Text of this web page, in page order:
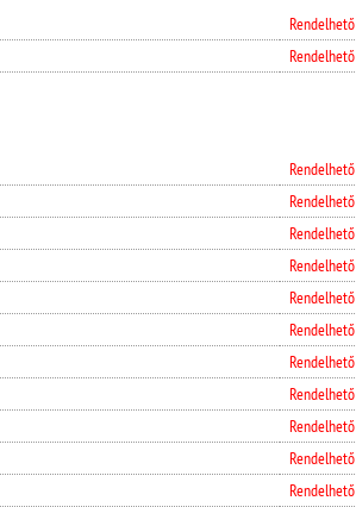
Rendelhető
Rendelhető
Rendelhető
Rendelhető
Rendelhető
Rendelhető
Rendelhető
Rendelhető
Rendelhető
Rendelhető
Rendelhető
Rendelhető
Rendelhető